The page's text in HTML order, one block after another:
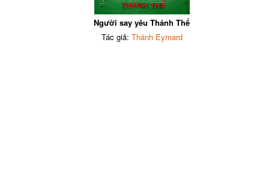
Người say yêu Thánh Thể
Tác giả: Thánh Eymard